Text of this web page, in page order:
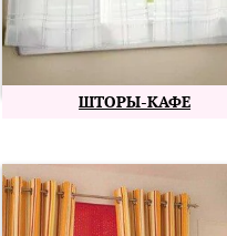
ШТОРЫ-КАФЕ